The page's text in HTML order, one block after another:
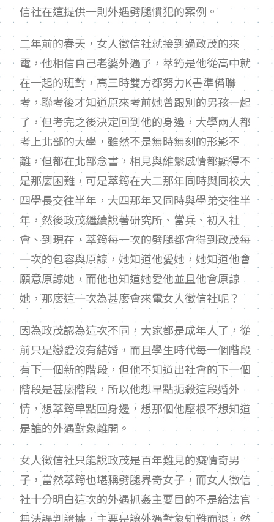
信社在這提供一則外遇劈腿慣犯的案例。
二年前的春天，女人徵信社就接到過政茂的來
電，他相信自己老婆外遇了，萃筠是他從高中就
在一起的班對，高三時雙方都努力K書準備聯
考，聯考後才知道原來考前她曾跟別的男孩一起
了，但考完之後決定回到他的身邊，大學兩人都
考上北部的大學，雖然不是無時無刻的形影不
離，但都在北部念書，相見與維繫感情都顯得不
是那麼困難，可是萃筠在大二那年同時與同校大
四學長交往半年，大四那年又同時與學弟交往半
年，然後政茂繼續說著研究所、當兵、初入社
會、到現在，萃筠每一次的劈腿都會得到政茂每
一次的包容與原諒，她知道他愛她，她知道他會
願意原諒她，而他也知道她愛他並且他會原諒
她，那麼這一次為甚麼會來電女人徵信社呢？
因為政茂認為這次不同，大家都是成年人了，從
前只是戀愛沒有結婚，而且學生時代每一個階段
有下一個新的階段，但他不知道出社會的下一個
階段是甚麼階段，所以他想早點扼殺這段婚外
情，想萃筠早點回身邊，想那個他壓根不想知道
是誰的外遇對象離開。
女人徵信社只能說政茂是百年難見的癡情奇男
子，當然萃筠也堪稱劈腿界奇女子，而女人徵信
社十分明白這次的外遇抓姦主要目的不是給法官
無法誤判證據，主要是讓外遇對象知難而退，然